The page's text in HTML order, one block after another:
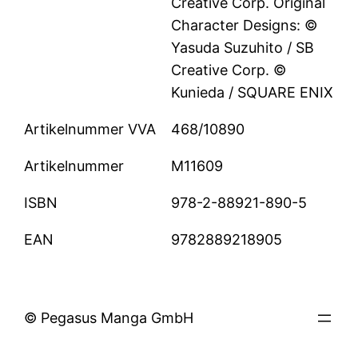
Character Designs: ©
Yasuda Suzuhito / SB
Creative Corp. ©
Kunieda / SQUARE ENIX
Artikelnummer VVA 468/10890
Artikelnummer M11609
ISBN 978-2-88921-890-5
EAN 9782889218905
© Pegasus Manga GmbH